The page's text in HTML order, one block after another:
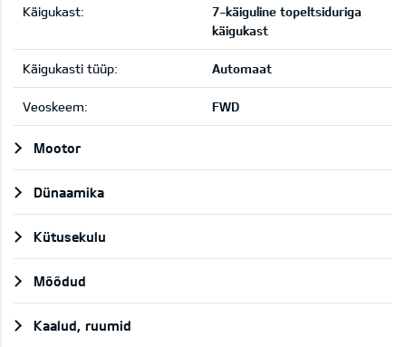
Käigukast:
7-käiguline topeltsiduriga
käigukast
Käigukasti tüüp: Automaat
Veoskeem: FWD
Mootor
Dünaamika
Kütusekulu
Mõõdud
Kaalud, ruumid